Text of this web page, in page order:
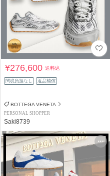
¥276,600送料込
関税負担なし 返品補償
BOTTEGA VENETA
PERSONAL SHOPPER
Saki8739